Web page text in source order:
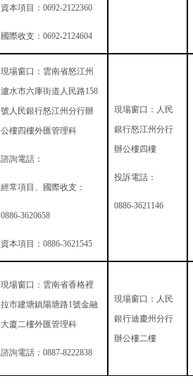
資本項目： 0692-2122360
國際收支： 0692-2124604
現場窗口：雲南省怒江州
瀘水市六庫街道人民路158
號人民銀行怒江州分行辦
公樓四樓外匯管理科
諮詢電話：
經常項目、國際收支：
0886-3620658
資本項目： 0886-3621545
現場窗口：人民
銀行怒江州分行
辦公樓四樓
投訴電話：
0886-3621146
現場窗口：雲南省香格裡
拉市建塘鎮陽塘路1號金融
大廈二樓外匯管理科
諮詢電話： 0887-8222838
現場窗口：人民
銀行迪慶州分行
辦公樓二樓